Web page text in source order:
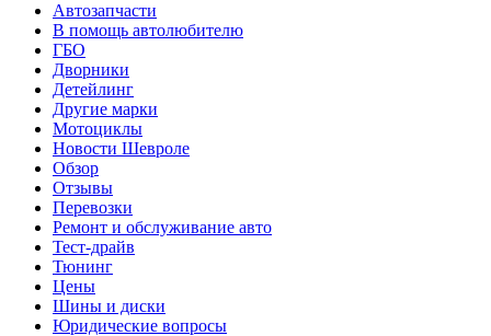
Автозапчасти
В помощь автолюбителю
ГБО
Дворники
Детейлинг
Другие марки
Мотоциклы
Новости Шевроле
Обзор
Отзывы
Перевозки
Ремонт и обслуживание авто
Тест-драйв
Тюнинг
Цены
Шины и диски
Юридические вопросы